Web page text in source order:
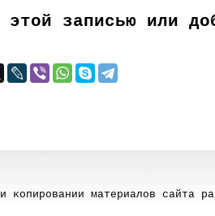
этой записью или
материалов сайта